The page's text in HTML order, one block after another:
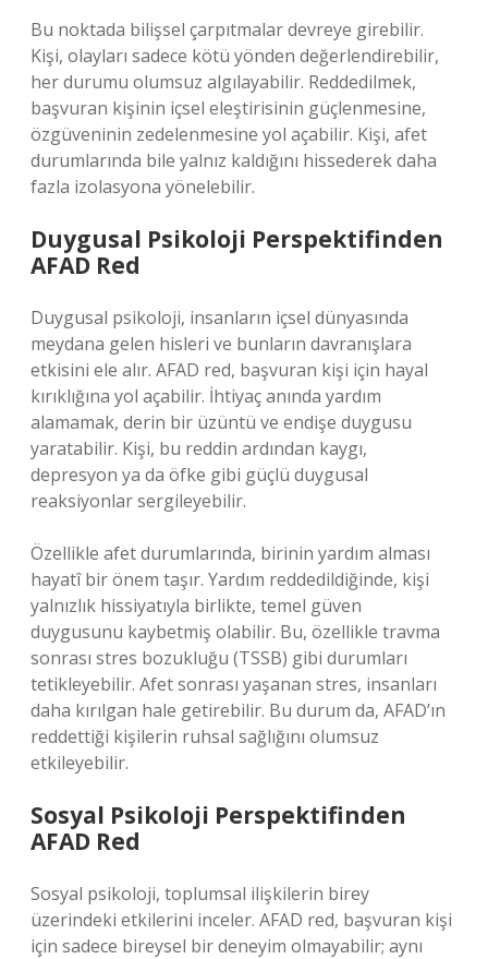
Bu noktada bilişsel çarpıtmalar devreye girebilir.
Kişi, olayları sadece kötü yönden değerlendirebilir,
her durumu olumsuz algılayabilir. Reddedilmek,
başvuran kişinin içsel eleştirisinin güçlenmesine,
özgüveninin zedelenmesine yol açabilir. Kişi, afet
durumlarında bile yalnız kaldığını hissederek daha
fazla izolasyona yönelebilir.
Duygusal Psikoloji Perspektifinden
AFAD Red
Duygusal psikoloji, insanların içsel dünyasında
meydana gelen hisleri ve bunların davranışlara
etkisini ele alır. AFAD red, başvuran kişi için hayal
kırıklığına yol açabilir. İhtiyaç anında yardım
alamamak, derin bir üzüntü ve endişe duygusu
yaratabilir. Kişi, bu reddin ardından kaygı,
depresyon ya da öfke gibi güçlü duygusal
reaksiyonlar sergileyebilir.
Özellikle afet durumlarında, birinin yardım alması
hayatî bir önem taşır. Yardım reddedildiğinde, kişi
yalnızlık hissiyatıyla birlikte, temel güven
duygusunu kaybetmiş olabilir. Bu, özellikle travma
sonrası stres bozukluğu (TSSB) gibi durumları
tetikleyebilir. Afet sonrası yaşanan stres, insanları
daha kırılgan hale getirebilir. Bu durum da, AFAD’ın
reddettiği kişilerin ruhsal sağlığını olumsuz
etkileyebilir.
Sosyal Psikoloji Perspektifinden
AFAD Red
Sosyal psikoloji, toplumsal ilişkilerin birey
üzerindeki etkilerini inceler. AFAD red, başvuran kişi
için sadece bireysel bir deneyim olmayabilir; aynı